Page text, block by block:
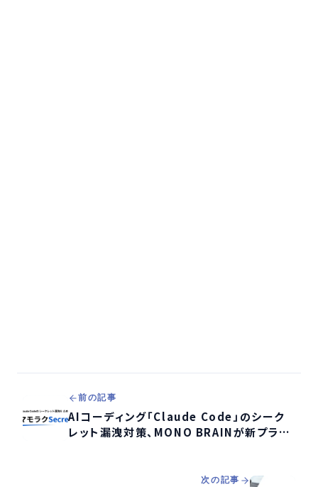
前の記事
AIコーディング「Claude Code」のシーク
レット漏洩対策、MONO BRAINが新プラグ
次の記事